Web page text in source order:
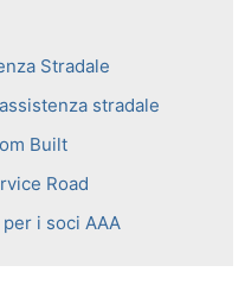
Stradale
stradale
Built
Road
i soci AAA